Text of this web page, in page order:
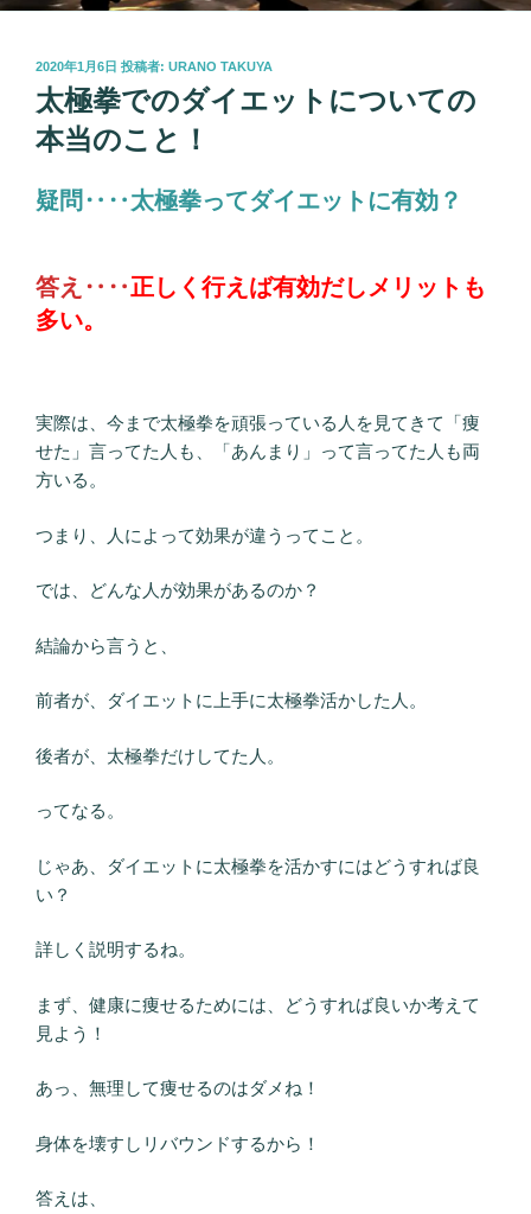
投
日:
2020年1月6日 投稿者: URANO TAKUYA
太極拳でのダイエットについての
本当のこと！
疑問‥‥太極拳ってダイエットに有効？
答え‥‥正しく行えば有効だしメリットも
多い。
実際は、今まで太極拳を頑張っている人を見てきて「痩
せた」言ってた人も、「あんまり」って言ってた人も両
方いる。
つまり、人によって効果が違うってこと。
では、どんな人が効果があるのか？
結論から言うと、
前者が、ダイエットに上手に太極拳活かした人。
後者が、太極拳だけしてた人。
ってなる。
じゃあ、ダイエットに太極拳を活かすにはどうすれば良
い？
詳しく説明するね。
まず、健康に痩せるためには、どうすれば良いか考えて
見よう！
あっ、無理して痩せるのはダメね！
身体を壊すしリバウンドするから！
答えは、